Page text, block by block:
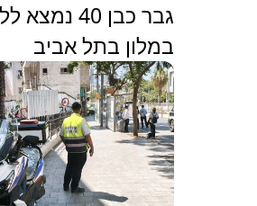
גבר כבן 40
במלון בתל אביב